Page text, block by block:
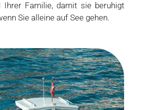
Ihrer Familie, damit sie beruhigt
Sie alleine auf See gehen.